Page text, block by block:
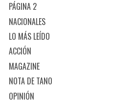
PÁGINA 2
NACIONALES
LO MÁS LEÍDO
ACCIÓN
MAGAZINE
NOTA DE TANO
OPINIÓN